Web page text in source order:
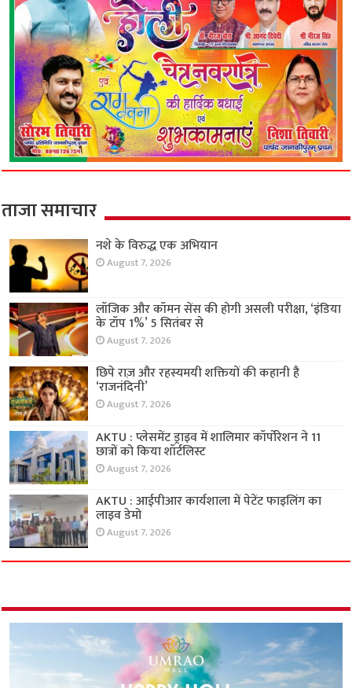
ताजा समाचार
नशे के विरुद्ध एक अभियान
August 7, 2026
लॉजिक और कॉमन सेंस की होगी असली परीक्षा, ‘इंडिया
के टॉप 1%’ 5 सितंबर से
August 7, 2026
छिपे राज़ और रहस्यमयी शक्तियों की कहानी है
‘राजनंदिनी’
August 7, 2026
AKTU : प्लेसमेंट ड्राइव में शालिमार कॉर्पोरेशन ने 11
छात्रों को किया शॉर्टलिस्ट
August 7, 2026
AKTU : आईपीआर कार्यशाला में पेटेंट फाइलिंग का
लाइव डेमो
August 7, 2026